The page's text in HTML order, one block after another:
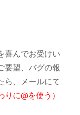
喜んでお受けい
要望、バグの報
ら、メールにて
に@を使う）